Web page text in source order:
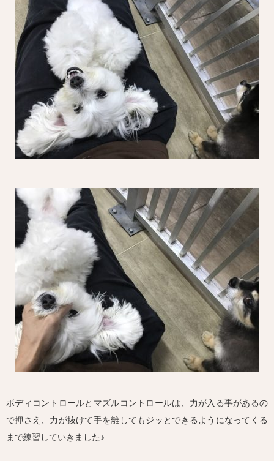
ボディコントロールとマズルコントロールは、力が入る事があるの
で押さえ、力が抜けて手を離してもジッとできるようになってくる
まで練習していきました♪